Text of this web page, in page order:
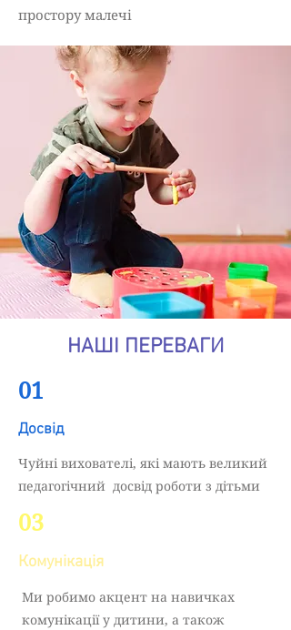
простору малечі
НАШІ ПЕРЕВАГИ
01
Досвід
Чуйні вихователі, які мають великий
педагогічний досвід роботи з дітьми
03
Комунікація
Ми робимо акцент на навичках
комунікації у дитини, а також